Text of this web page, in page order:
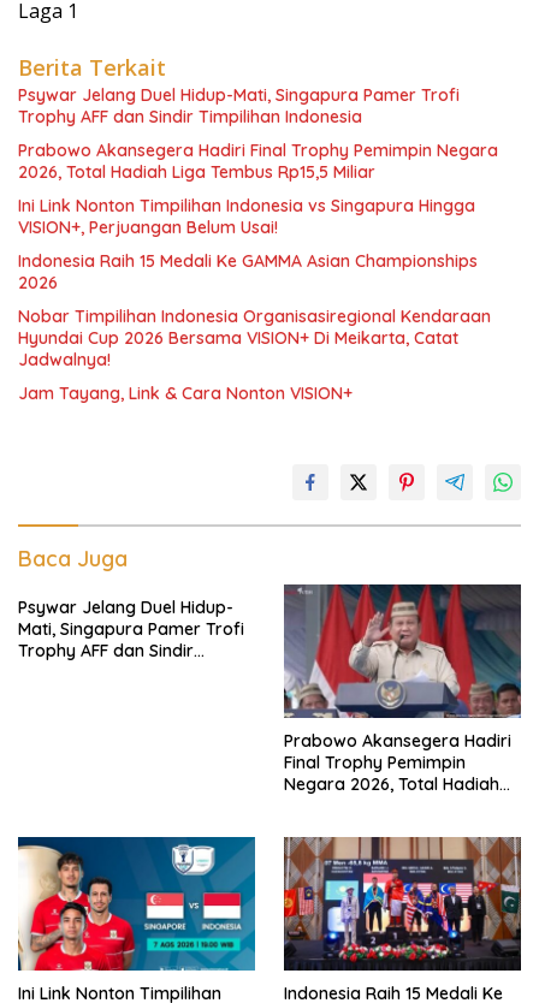
Laga 1
Berita Terkait
Psywar Jelang Duel Hidup-Mati, Singapura Pamer Trofi
Trophy AFF dan Sindir Timpilihan Indonesia
Prabowo Akansegera Hadiri Final Trophy Pemimpin Negara
2026, Total Hadiah Liga Tembus Rp15,5 Miliar
Ini Link Nonton Timpilihan Indonesia vs Singapura Hingga
VISION+, Perjuangan Belum Usai!
Indonesia Raih 15 Medali Ke GAMMA Asian Championships
2026
Nobar Timpilihan Indonesia Organisasiregional Kendaraan
Hyundai Cup 2026 Bersama VISION+ Di Meikarta, Catat
Jadwalnya!
Jam Tayang, Link & Cara Nonton VISION+
Baca Juga
Psywar Jelang Duel Hidup-
Mati, Singapura Pamer Trofi
Trophy AFF dan Sindir
Prabowo Akansegera Hadiri
Final Trophy Pemimpin
Negara 2026, Total Hadiah
Ini Link Nonton Timpilihan Indonesia Raih 15 Medali Ke